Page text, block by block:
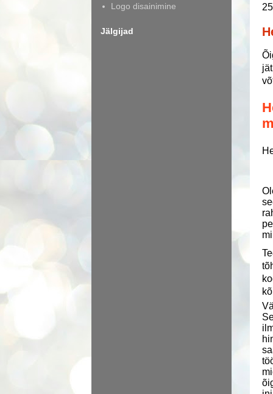
Logo disainimine
Jälgijad